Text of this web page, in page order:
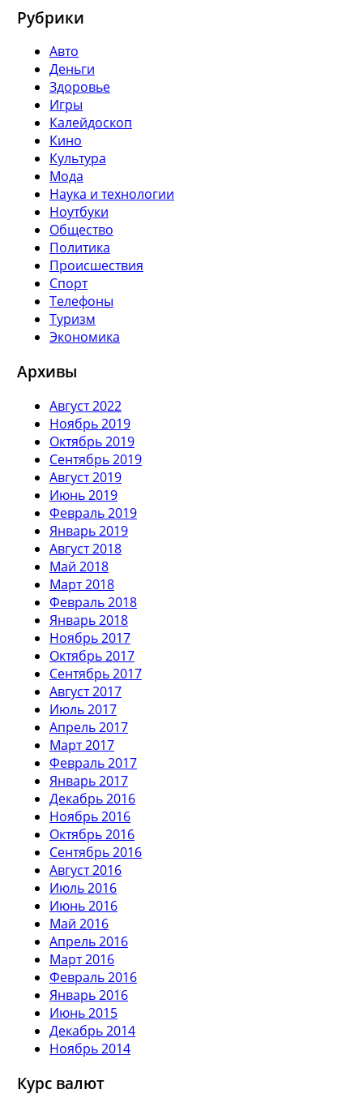
Рубрики
Авто
Деньги
Здоровье
Игры
Калейдоскоп
Кино
Культура
Мода
Наука и технологии
Ноутбуки
Общество
Политика
Происшествия
Спорт
Телефоны
Туризм
Экономика
Архивы
Август 2022
Ноябрь 2019
Октябрь 2019
Сентябрь 2019
Август 2019
Июнь 2019
Февраль 2019
Январь 2019
Август 2018
Май 2018
Март 2018
Февраль 2018
Январь 2018
Ноябрь 2017
Октябрь 2017
Сентябрь 2017
Август 2017
Июль 2017
Апрель 2017
Март 2017
Февраль 2017
Январь 2017
Декабрь 2016
Ноябрь 2016
Октябрь 2016
Сентябрь 2016
Август 2016
Июль 2016
Июнь 2016
Май 2016
Апрель 2016
Март 2016
Февраль 2016
Январь 2016
Июнь 2015
Декабрь 2014
Ноябрь 2014
Курс валют